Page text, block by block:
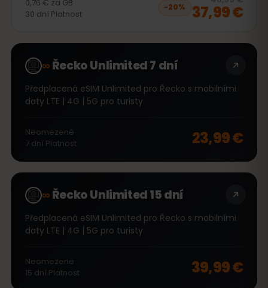
0,76 € za GB
30 dní Platnost
−20% 37,99 €
∞Řecko Unlimited 7 dní
Předplacená eSIM Unlimited pro Řecko s mobilními
daty LTE | 4G | 5G pro turisty
Neomezené
7 dní Platnost 23,99 €
∞Řecko Unlimited 15 dní
Předplacená eSIM Unlimited pro Řecko s mobilními
daty LTE | 4G | 5G pro turisty
Neomezené
15 dní Platnost 39,99 €